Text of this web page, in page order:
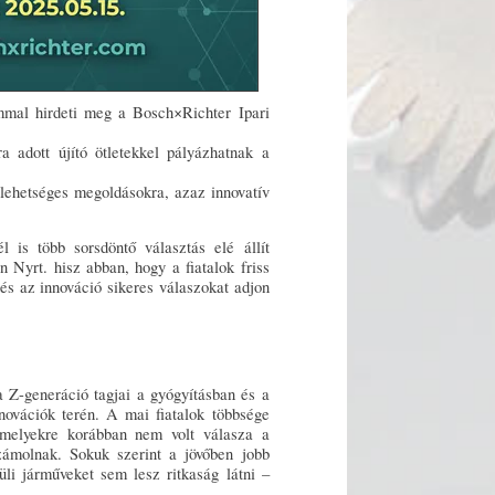
hirdeti meg a Bosch×Richter Ipari
adott újító ötletekkel pályázhatnak a
megoldásokra, azaz innovatív
is több sorsdöntő választás elé állít
Nyrt. hisz abban, hogy a fiatalok friss
az innováció sikeres válaszokat adjon
generáció tagjai a gyógyításban és a
terén. A mai fiatalok többsége
korábban nem volt válasza a
Sokuk szerint a jövőben jobb
járműveket sem lesz ritkaság látni –